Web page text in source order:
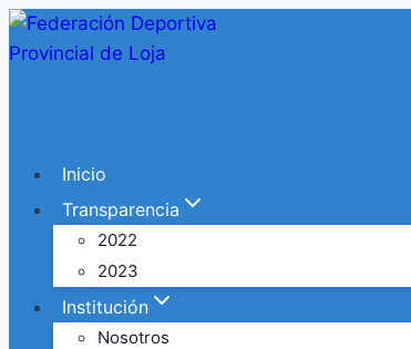
Inicio
Transparencia
2022
2023
Institución
Nosotros